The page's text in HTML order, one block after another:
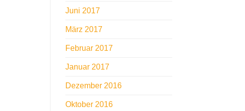
Juni 2017
März 2017
Februar 2017
Januar 2017
Dezember 2016
Oktober 2016